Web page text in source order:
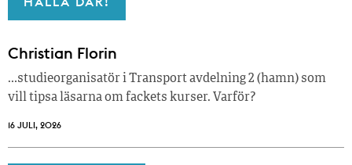
Christian Florin
…studieorganisatör i Transport avdelning 2 (hamn) som
vill tipsa läsarna om fackets kurser. Varför?
16 JULI, 2026